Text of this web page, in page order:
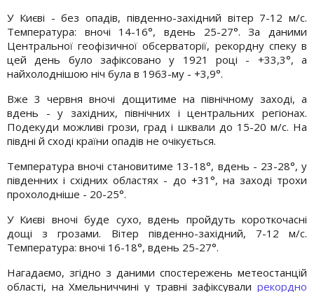
У Києві - без опадів, південно-західний вітер 7-12 м/с.
Температура: вночі 14-16°, вдень 25-27°. За даними
Центральної геофізичної обсерваторії, рекордну спеку в
цей день було зафіксовано у 1921 році - +33,3°, а
найхолоднішою ніч була в 1963-му - +3,9°.
Вже 3 червня вночі дощитиме на північному заході, а
вдень - у західних, північних і центральних регіонах.
Подекуди можливі грози, град і шквали до 15-20 м/с. На
півдні й сході країни опадів не очікується.
Температура вночі становитиме 13-18°, вдень - 23-28°, у
південних і східних областях - до +31°, на заході трохи
прохолодніше - 20-25°.
У Києві вночі буде сухо, вдень пройдуть короткочасні
дощі з грозами. Вітер південно-західний, 7-12 м/с.
Температура: вночі 16-18°, вдень 25-27°.
Нагадаємо, згідно з даними спостережень метеостанцій
області, на Хмельниччині у травні зафіксували рекордно